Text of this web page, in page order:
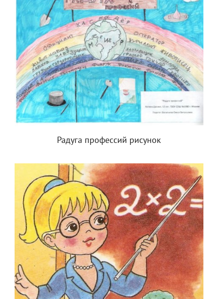
Радуга профессий рисунок